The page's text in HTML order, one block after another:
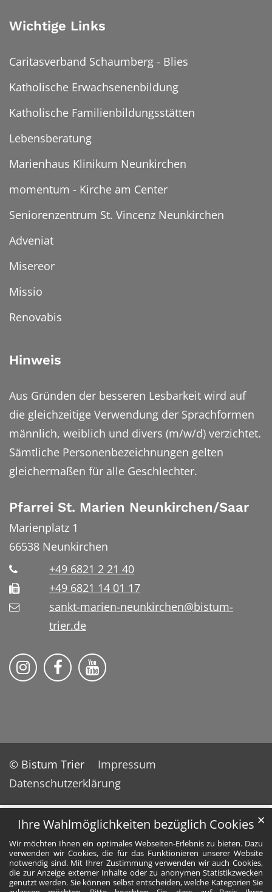
Ihre Wahlmöglichkeiten bezüglich Cookies
Wir möchten Ihnen ein optimales Webseiten-Erlebnis zu bieten. Dazu
verwenden wir Cookies, die für das Funktionieren unserer Website
notwendig sind. Mit Ihrer Zustimmung verwenden wir auch Cookies,
die zur Anzeige externer Inhalte oder zu anonymen Statistikzwecken
genutzt werden. Sie können selbst entscheiden, welche Kategorien Sie
✕
Wichtige Links
Caritasverband Schaumberg - Blies
Katholische Erwachsenenbildung
Katholische Familienbildungsstätten
Lebensberatung
Marienhaus Klinikum Neunkirchen
momentum - Kirche am Center
Seniorenzentrum St. Vincenz Neunkirchen
Adveniat
Misereor
Missio
Renovabis
Hinweis
Aus Gründen der besseren Lesbarkeit wird auf
die gleichzeitige Verwendung der Sprachformen
männlich, weiblich und divers (m/w/d) verzichtet.
Sämtliche Personenbezeichnungen gelten
gleichermaßen für alle Geschlechter.
Pfarrei St. Marien Neunkirchen/Saar
Marienplatz 1
66538 Neunkirchen
+49 6821 2 21 40
+49 6821 14 01 17
sankt-marien-neunkirchen@bistum-
trier.de
Bistum Trier auf Instragram
Die Pfarrei auf Facebook
Die Pfarrei auf YouTube
© Bistum Trier
Impressum
Datenschutzerklärung